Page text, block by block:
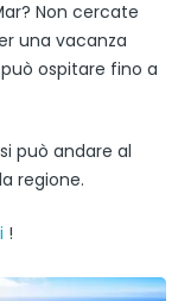
Non cercate
una vacanza
ospitare fino a
può andare al
regione.
!